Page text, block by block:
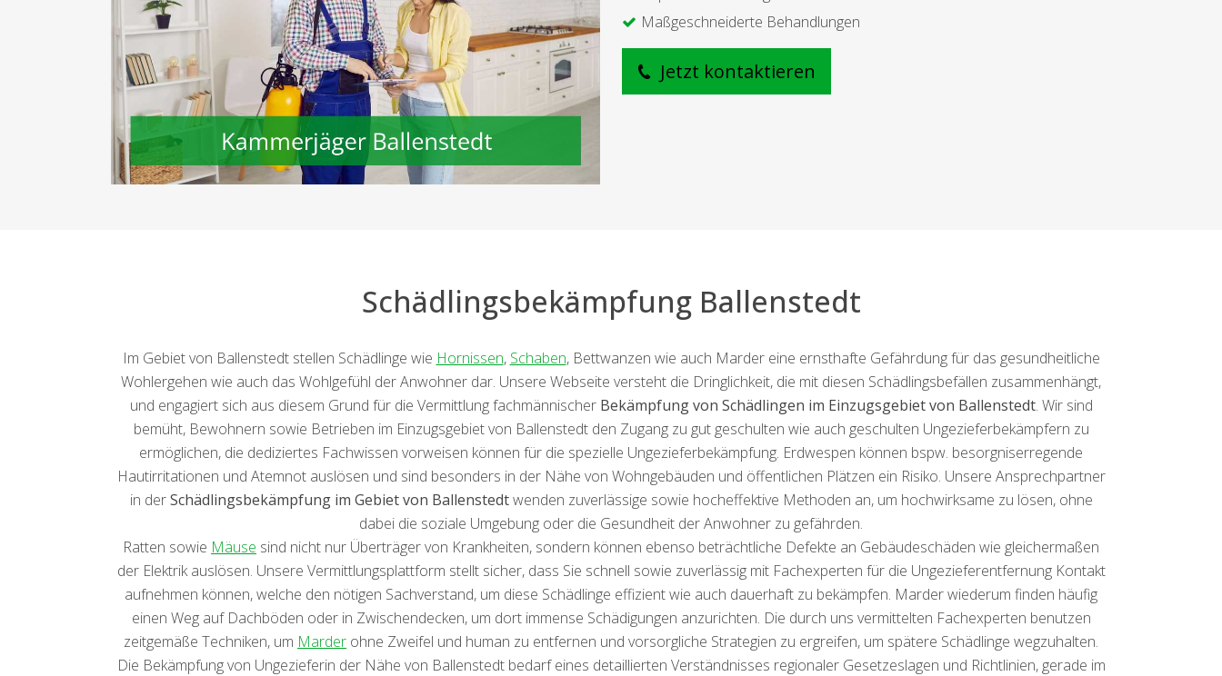
Maßgeschneiderte Behandlungen
Jetzt kontaktieren
Schädlingsbekämpfung Ballenstedt
Im Gebiet von Ballenstedt stellen Schädlinge wie Hornissen, Schaben, Bettwanzen wie auch Marder eine ernsthafte Gefährdung für das gesundheitliche
Wohlergehen wie auch das Wohlgefühl der Anwohner dar. Unsere Webseite versteht die Dringlichkeit, die mit diesen Schädlingsbefällen zusammenhängt,
und engagiert sich aus diesem Grund für die Vermittlung fachmännischer Bekämpfung von Schädlingen im Einzugsgebiet von Ballenstedt. Wir sind
bemüht, Bewohnern sowie Betrieben im Einzugsgebiet von Ballenstedt den Zugang zu gut geschulten wie auch geschulten Ungezieferbekämpfern zu
ermöglichen, die dediziertes Fachwissen vorweisen können für die spezielle Ungezieferbekämpfung. Erdwespen können bspw. besorgniserregende
Hautirritationen und Atemnot auslösen und sind besonders in der Nähe von Wohngebäuden und öffentlichen Plätzen ein Risiko. Unsere Ansprechpartner
in derSchädlingsbekämpfung im Gebiet von Ballenstedtwenden zuverlässige sowie hocheffektive Methoden an, um hochwirksame zu lösen, ohne
dabei die soziale Umgebung oder die Gesundheit der Anwohner zu gefährden.
Ratten sowie Mäuse sind nicht nur Überträger von Krankheiten, sondern können ebenso beträchtliche Defekte an Gebäudeschäden wie gleichermaßen
der Elektrik auslösen. Unsere Vermittlungsplattform stellt sicher, dass Sie schnell sowie zuverlässig mit Fachexperten für die Ungezieferentfernung Kontakt
aufnehmen können, welche den nötigen Sachverstand, um diese Schädlinge effizient wie auch dauerhaft zu bekämpfen. Marder wiederum finden häufig
einen Weg auf Dachböden oder in Zwischendecken, um dort immense Schädigungen anzurichten. Die durch uns vermittelten Fachexperten benutzen
zeitgemäße Techniken, um Marder ohne Zweifel und human zu entfernen und vorsorgliche Strategien zu ergreifen, um spätere Schädlinge wegzuhalten.
Die Bekämpfung von Ungezieferin der Nähe von Ballenstedt bedarf eines detaillierten Verständnisses regionaler Gesetzeslagen und Richtlinien, gerade im